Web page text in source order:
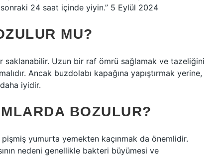
24 saat içinde yiyin.” 5 Eylül 2024
MU?
saklanabilir. Uzun bir raf ömrü sağlamak ve tazeliğini
Ancak buzdolabı kapağına yapıştırmak yerine,
iyidir.
BOZULUR?
yumurta yemekten kaçınmak da önemlidir.
nedeni genellikle bakteri büyümesi ve